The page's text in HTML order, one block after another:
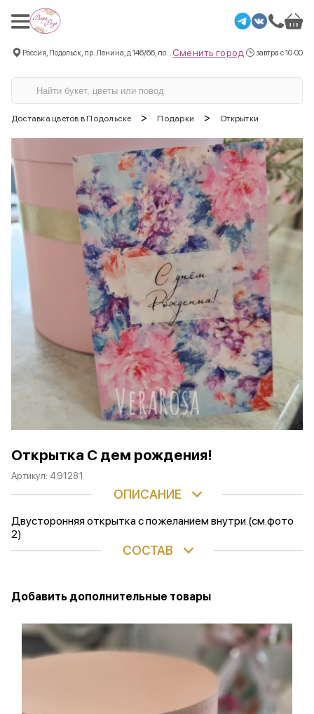
Сменить город завтра с 10:00
Доставка цветов в Подольске > Подарки > Открытки
Открытка С дем рождения!
Артикул: 491281
ОПИСАНИЕ
Двусторонняя открытка с пожеланием внутри.(см.фото
2)
СОСТАВ
Добавить дополнительные товары